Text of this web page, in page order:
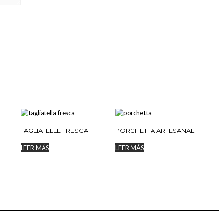
TAGLIATELLE FRESCA
LEER MÁS
PORCHETTA ARTESANAL
LEER MÁS